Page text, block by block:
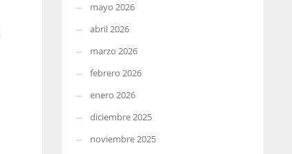
mayo 2026
abril 2026
marzo 2026
febrero 2026
enero 2026
diciembre 2025
noviembre 2025